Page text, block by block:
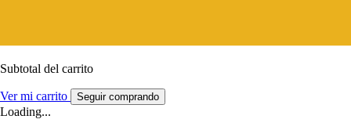
Subtotal del carrito
Ver mi carrito Seguir comprando
Loading...